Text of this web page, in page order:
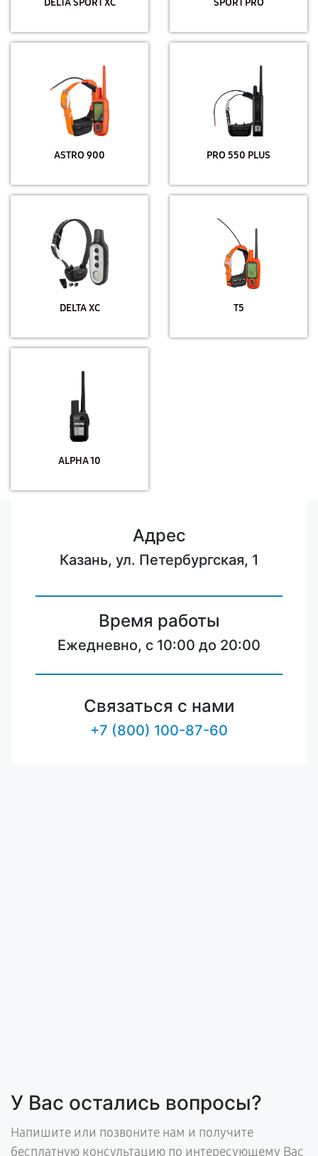
ASTRO 900 PRO 550 PLUS
DELTA XC T5
ALPHA 10
Адрес
Казань, ул. Петербургская, 1
Время работы
Ежедневно, с 10:00 до 20:00
Связаться с нами
+7 (800) 100-87-60
У Вас остались вопросы?
Напишите или позвоните нам и получите
бесплатную консультацию по интересующему Вас